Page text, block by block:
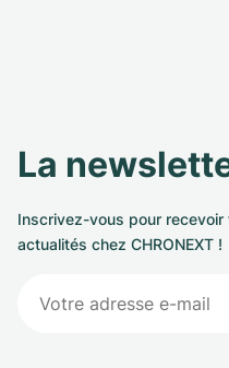
La
Inscrivez-vous pour
actualités chez CHRONEXT !